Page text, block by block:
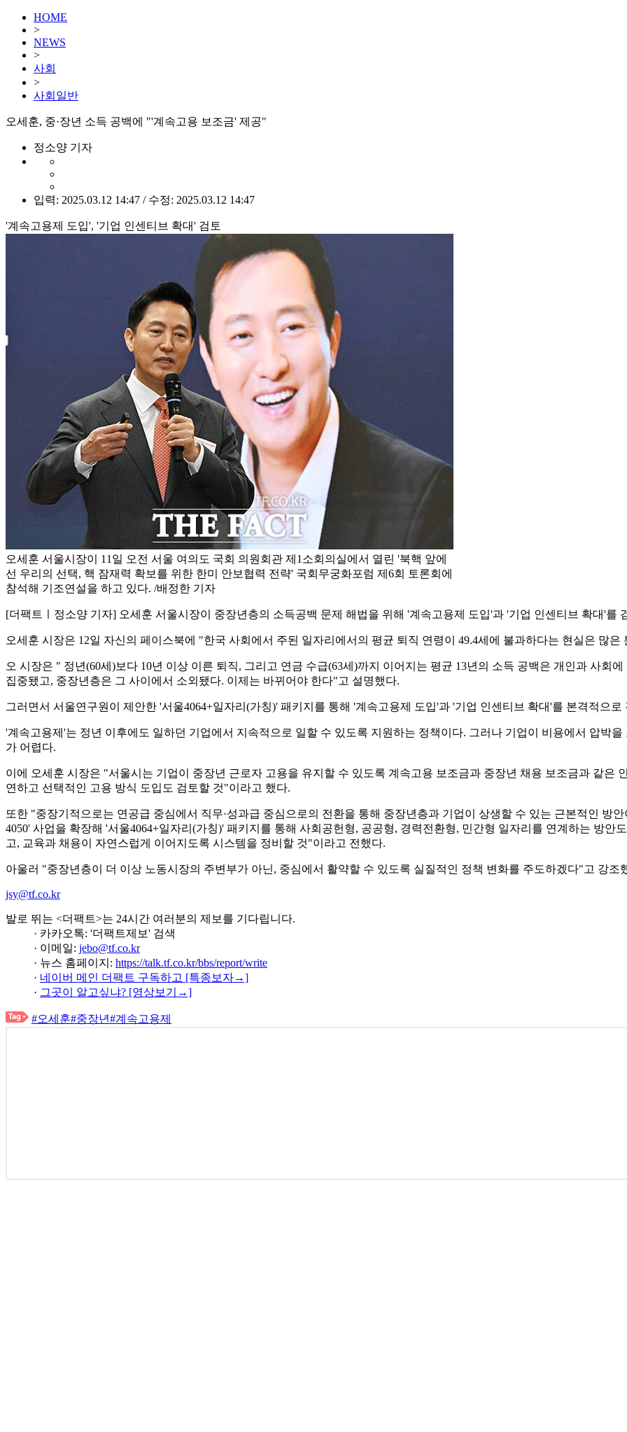
HOME
>
NEWS
>
사회
>
사회일반
오세훈, 중·장년 소득 공백에 "'계속고용 보조금' 제공"
정소양 기자
입력: 2025.03.12 14:47 / 수정: 2025.03.12 14:47
'계속고용제 도입', '기업 인센티브 확대' 검토
오세훈 서울시장이 11일 오전 서울 여의도 국회 의원회관 제1소회의실에서 열린 '북핵 앞에
선 우리의 선택, 핵 잠재력 확보를 위한 한미 안보협력 전략' 국회무궁화포럼 제6회 토론회에
참석해 기조연설을 하고 있다. /배정한 기자
[더팩트ㅣ정소양 기자] 오세훈 서울시장이 중장년층의 소득공백 문제 해법을 위해 '계속고용제 도입'과 '기업 인센티브 확대'를
오세훈 시장은 12일 자신의 페이스북에 "한국 사회에서 주된 일자리에서의 평균 퇴직 연령이 49.4세에 불과하다는 현실은 많
오 시장은 " 정년(60세)보다 10년 이상 이른 퇴직, 그리고 연금 수급(63세)까지 이어지는 평균 13년의 소득 공백은 개인과 사회
집중됐고, 중장년층은 그 사이에서 소외됐다. 이제는 바뀌어야 한다"고 설명했다.
그러면서 서울연구원이 제안한 '서울4064+일자리(가칭)' 패키지를 통해 '계속고용제 도입'과 '기업 인센티브 확대'를 본격적으로
'계속고용제'는 정년 이후에도 일하던 기업에서 지속적으로 일할 수 있도록 지원하는 정책이다. 그러나 기업이 비용에서 압박
가 어렵다.
이에 오세훈 시장은 "서울시는 기업이 중장년 근로자 고용을 유지할 수 있도록 계속고용 보조금과 중장년 채용 보조금과 같은
연하고 선택적인 고용 방식 도입도 검토할 것"이라고 했다.
또한 "중장기적으로는 연공급 중심에서 직무·성과급 중심으로의 전환을 통해 중장년층과 기업이 상생할 수 있는 근본적인 방
4050' 사업을 확장해 '서울4064+일자리(가칭)' 패키지를 통해 사회공헌형, 공공형, 경력전환형, 민간형 일자리를 연계하는 방안
고, 교육과 채용이 자연스럽게 이어지도록 시스템을 정비할 것"이라고 전했다.
아울러 "중장년층이 더 이상 노동시장의 주변부가 아닌, 중심에서 활약할 수 있도록 실질적인 정책 변화를 주도하겠다"고 강조
jsy@tf.co.kr
발로 뛰는 <더팩트>는 24시간 여러분의 제보를 기다립니다.
· 카카오톡: '더팩트제보' 검색
· 이메일: jebo@tf.co.kr
· 뉴스 홈페이지: https://talk.tf.co.kr/bbs/report/write
· 네이버 메인 더팩트 구독하고 [특종보자→]
· 그곳이 알고싶냐? [영상보기→]
#오세훈#중장년#계속고용제